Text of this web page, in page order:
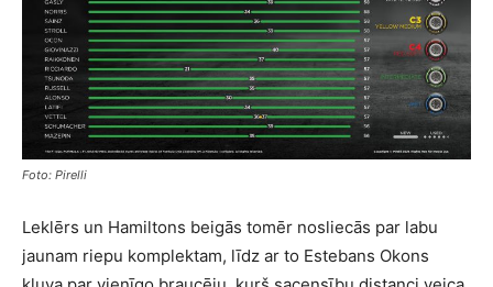
Foto: Pirelli
Leklērs un Hamiltons beigās tomēr nosliecās par labu
jaunam riepu komplektam, līdz ar to Estebans Okons